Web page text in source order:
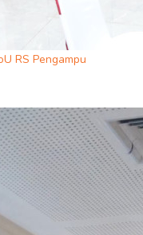
RS Pengampu